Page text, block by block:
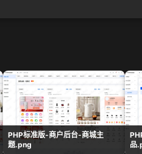
PHP标准版-商户后台-商城主
题.png
品